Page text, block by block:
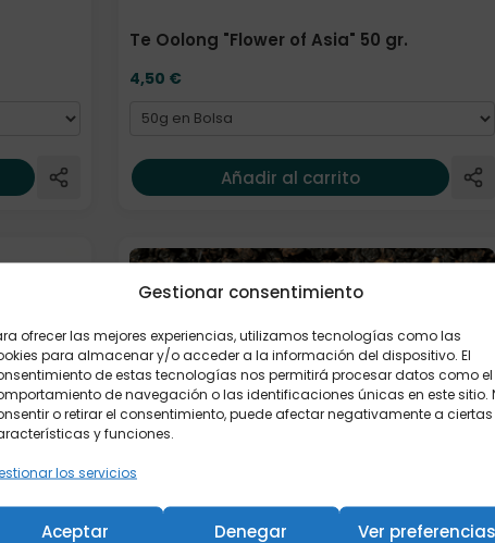
Gestionar consentimiento
ofrecer las mejores experiencias, utilizamos tecnologías como las
para almacenar y/o acceder a la información del dispositivo. El
de estas tecnologías nos permitirá procesar datos como el
de navegación o las identificaciones únicas en este sitio.
o retirar el consentimiento, puede afectar negativamente a ciertas
y funciones.
los servicios
Aceptar Denegar Ver
Te Oolong "Flower of Asia" 50 gr.
4,50 €
Añadir al carrito